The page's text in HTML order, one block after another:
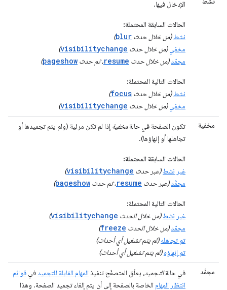
الإدخال فيها.
الحالات السابقة المحتملة:
نشط (من خلال حدث blur
)
مخفي (من خلال حدث visibilitychange
)
مجمّد (من خلال حدث resume، ثم حدث pageshow
)
الحالات التالية المحتملة:
نشط (من خلال حدث focus
)
مخفي (من خلال حدث visibilitychange
)
مخفية تكون الصفحة في حالةمخفية إذا لم تكن مرئية (ولم يتم تجميدها أو
تجاهلها أو إنهاؤها).
الحالات السابقة المحتملة:
غير نشط (عبر حدث visibilitychange
)
مجمَّد (عبر حدث resume، ثم حدث pageshow
)
الحالات التالية المحتملة:
غير نشط (من خلال الحدث visibilitychange
)
مجمّد (من خلال الحدث freeze
)
تم تجاهله (لم يتم تشغيل أي أحداث)
تم إنهاؤه (لم يتم تشغيل أي أحداث)
مجمَّد في حالةالتجميد، يعلّق المتصفّح تنفيذ المهام القابلة للتجميد في قوائم
انتظار المهام الخاصة بالصفحة إلى أن يتم إلغاء تجميد الصفحة. وهذا